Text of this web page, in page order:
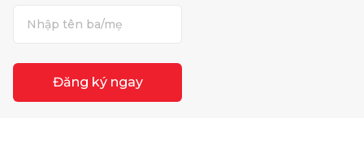
Đăng ký ngay